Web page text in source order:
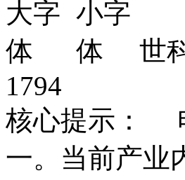
世
1794
核心提示：
一。当前产业